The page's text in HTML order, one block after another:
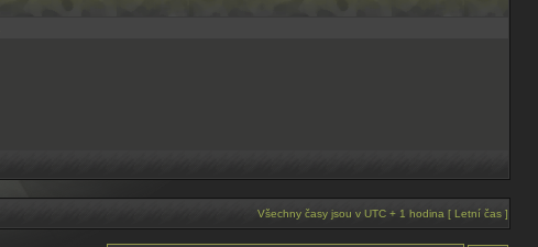
Všechny časy jsou v UTC + 1 hodina [ Letní čas ]